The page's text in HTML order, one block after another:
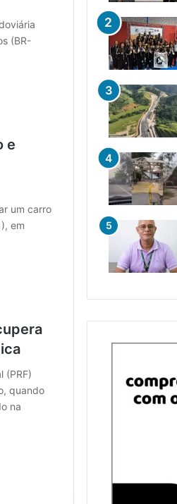
(BR-
e
um carro
em
(PRF)
quando
na